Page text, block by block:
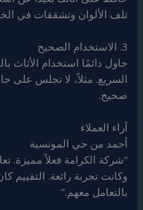
تلف الألوان وتشققات في
3. الاستخدام الصحيح
حاول دائمًا استخدام الأثاث
السريع. مثلاً، لا تجلس على
صحيح.
آراء العملاء
أحمد من حي المونسية
“شركة الكرامة فعلاً مميزة.
وكانت تجربة رائعة. التقييم
بالتعامل معهم.”